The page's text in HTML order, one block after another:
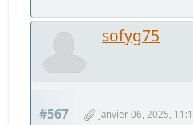
sofyg75
#567 Janvier 06, 2025,